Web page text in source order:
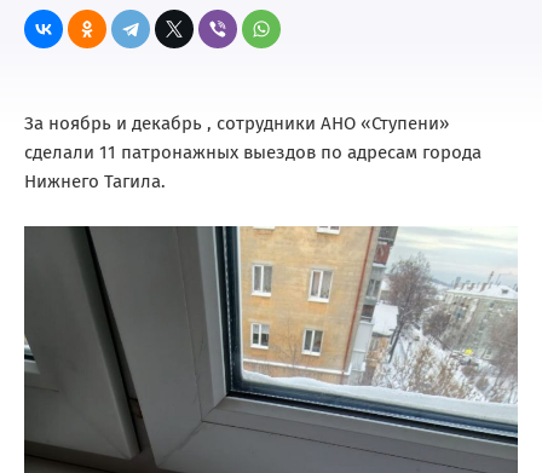
За ноябрь и декабрь , сотрудники АНО «Ступени»
сделали 11 патронажных выездов по адресам города
Нижнего Тагила.